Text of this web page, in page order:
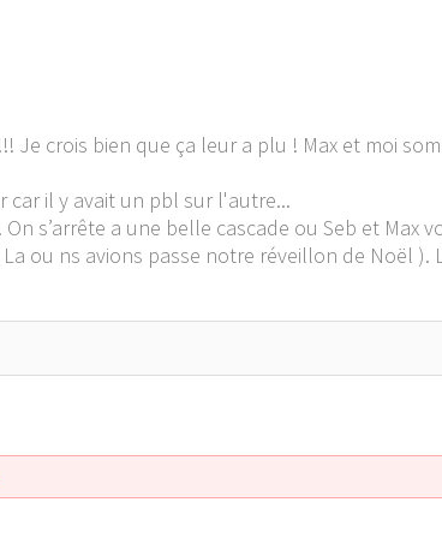
Je crois bien que ça leur a plu ! Max et moi
car il y avait un pbl sur l'autre...
s’arrête a une belle cascade ou Seb et Max
ou ns avions passe notre réveillon de Noël